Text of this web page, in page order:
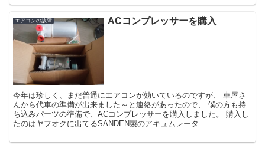
エアコンの故障 ACコンプレッサーを購入
今年は珍しく、まだ普通にエアコンが効いているのですが、 車屋さ
んから代車の準備が出来ました～と連絡があったので、 僕の方も持
ち込みパーツの準備で、ACコンプレッサーを購入しました。 購入し
たのはヤフオクに出てるSANDEN製のアキュムレータ...